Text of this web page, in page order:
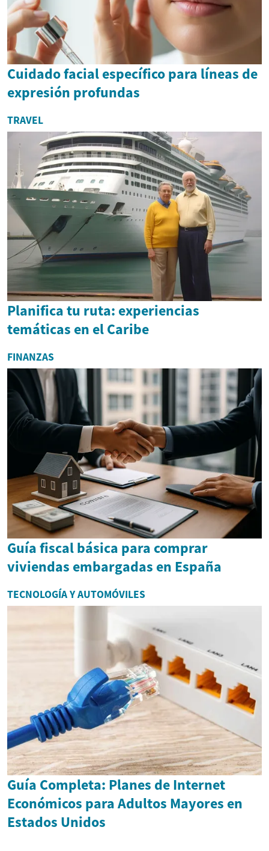
Cuidado facial específico para líneas de
expresión profundas
TRAVEL
Planifica tu ruta: experiencias
temáticas en el Caribe
FINANZAS
Guía fiscal básica para comprar
viviendas embargadas en España
TECNOLOGÍA Y AUTOMÓVILES
Guía Completa: Planes de Internet
Económicos para Adultos Mayores en
Estados Unidos